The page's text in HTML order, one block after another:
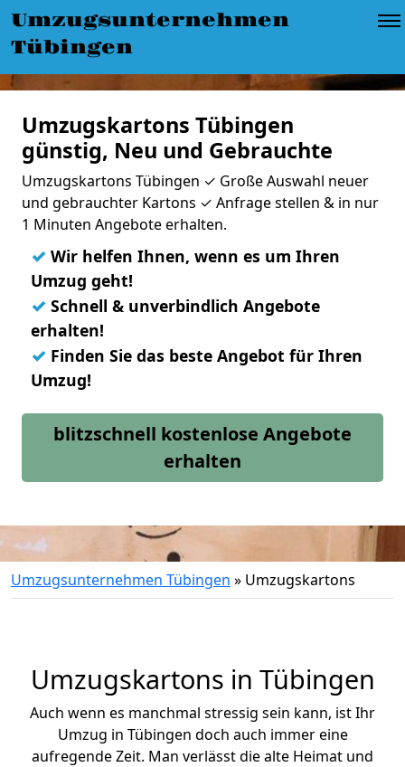
Umzugsunternehmen
Tübingen
Umzugskartons Tübingen
günstig, Neu und Gebrauchte
Umzugskartons Tübingen ✓ Große Auswahl neuer
und gebrauchter Kartons ✓ Anfrage stellen & in nur
1 Minuten Angebote erhalten.
✓ Wir helfen Ihnen, wenn es um Ihren
Umzug geht!
✓ Schnell & unverbindlich Angebote
erhalten!
✓ Finden Sie das beste Angebot für Ihren
Umzug!
blitzschnell kostenlose Angebote
erhalten
Umzugsunternehmen Tübingen » Umzugskartons
Umzugskartons in Tübingen
Auch wenn es manchmal stressig sein kann, ist Ihr
Umzug in Tübingen doch auch immer eine
aufregende Zeit. Man verlässt die alte Heimat und